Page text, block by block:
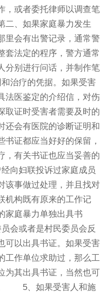
，或者委托律师以调查笔
二、如果家庭暴力发生
里会有出警记录，通常警
套法定的程序，警方通常
分别进行问话，并制作笔
疗的凭据。如果受害
法医鉴定的介绍信，对伤
取证时受害者需要及时的
还会有医院的诊断证明和
书证都应当好好的保留，
，有关书证也应当妥善的
妇联投诉过家庭成员
该事做过处理，并且找对
机构既有原来的工作记
家庭暴力单独出具书
或者是村民委员会反
可以出具书证。如果受害
工作单位求助过，那么工
为其出具书证，当然也可
。 5、如果受害人和施